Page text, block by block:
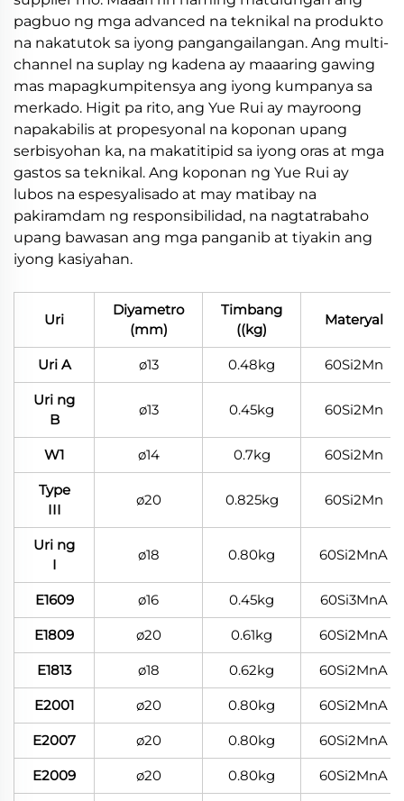
pagbuo ng mga advanced na teknikal na produkto
na nakatutok sa iyong pangangailangan. Ang multi-
channel na suplay ng kadena ay maaaring gawing
mas mapagkumpitensya ang iyong kumpanya sa
merkado. Higit pa rito, ang Yue Rui ay mayroong
napakabilis at propesyonal na koponan upang
serbisyohan ka, na makatitipid sa iyong oras at mga
gastos sa teknikal. Ang koponan ng Yue Rui ay
lubos na espesyalisado at may matibay na
pakiramdam ng responsibilidad, na nagtatrabaho
upang bawasan ang mga panganib at tiyakin ang
iyong kasiyahan.
Uri
Diyametro
(mm)
Timbang
((kg)
Materyal
Uri A ø13 0.48kg 60Si2Mn
Uri ng
B
ø13 0.45kg 60Si2Mn
W1 ø14 0.7kg 60Si2Mn
Type
III
ø20 0.825kg 60Si2Mn
Uri ng
I
ø18 0.80kg 60Si2MnA
E1609 ø16 0.45kg 60Si3MnA
E1809 ø20 0.61kg 60Si2MnA
E1813 ø18 0.62kg 60Si2MnA
E2001 ø20 0.80kg 60Si2MnA
E2007 ø20 0.80kg 60Si2MnA
E2009 ø20 0.80kg 60Si2MnA